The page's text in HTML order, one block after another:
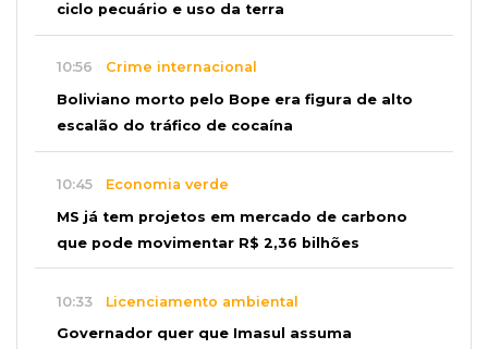
ciclo pecuário e uso da terra
10:56 Crime internacional
Boliviano morto pelo Bope era figura de alto
escalão do tráfico de cocaína
10:45 Economia verde
MS já tem projetos em mercado de carbono
que pode movimentar R$ 2,36 bilhões
10:33 Licenciamento ambiental
Governador quer que Imasul assuma